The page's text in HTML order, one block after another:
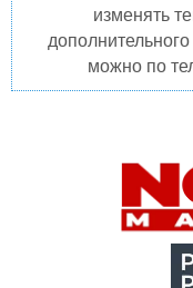
изменять
можно по